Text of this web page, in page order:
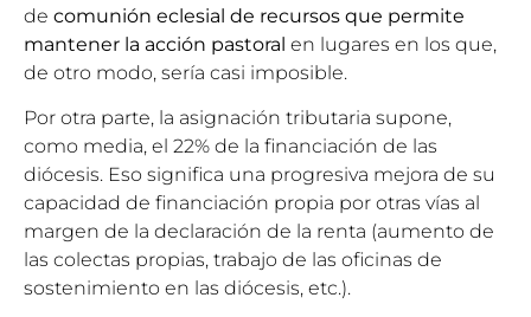
de comunión eclesial de recursos que permite
mantener la acción pastoral en lugares en los que,
de otro modo, sería casi imposible.
Por otra parte, la asignación tributaria supone,
como media, el 22% de la financiación de las
diócesis. Eso significa una progresiva mejora de su
capacidad de financiación propia por otras vías al
margen de la declaración de la renta (aumento de
las colectas propias, trabajo de las oficinas de
sostenimiento en las diócesis, etc.).